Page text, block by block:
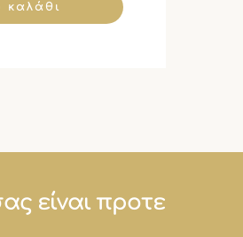
καλάθι
σας είναι